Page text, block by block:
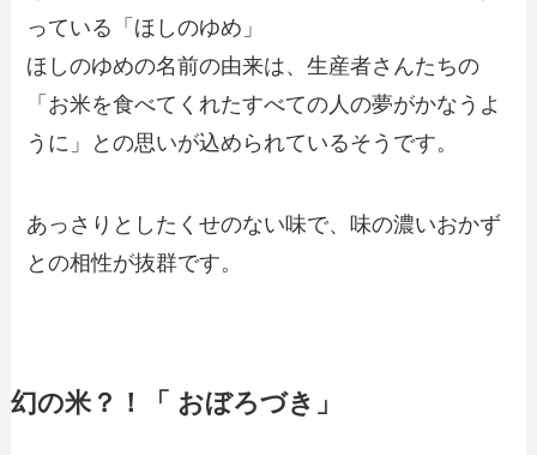
っている「ほしのゆめ」
ほしのゆめの名前の由来は、生産者さんたちの
「お米を食べてくれたすべての人の夢がかなうよ
うに」との思いが込められているそうです。
あっさりとしたくせのない味で、味の濃いおかず
との相性が抜群です。
幻の米？！「 おぼろづき」